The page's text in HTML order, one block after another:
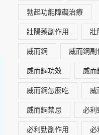
勃起功能障礙治療
壯陽藥副作用 壯
威而鋼 威而鋼副
威而鋼功效 威而
威而鋼怎麼吃 威
威而鋼禁忌 必利
必利勁副作用 必